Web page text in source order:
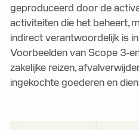
geproduceerd door de
activiteiten die het beheert,
indirect verantwoordelijk is
Voorbeelden van Scope 3-
zakelijke reizen,
ingekochte goederen en